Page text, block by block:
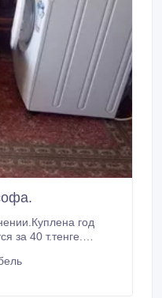
год